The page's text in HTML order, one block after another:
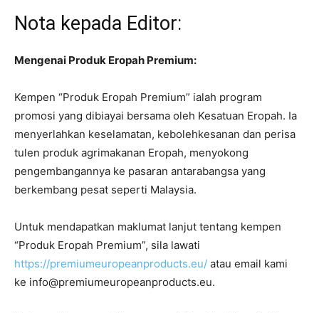
Nota kepada Editor:
Mengenai Produk Eropah Premium:
Kempen “Produk Eropah Premium” ialah program
promosi yang dibiayai bersama oleh Kesatuan Eropah. Ia
menyerlahkan keselamatan, kebolehkesanan dan perisa
tulen produk agrimakanan Eropah, menyokong
pengembangannya ke pasaran antarabangsa yang
berkembang pesat seperti Malaysia.
Untuk mendapatkan maklumat lanjut tentang kempen
“Produk Eropah Premium”, sila lawati
https://premiumeuropeanproducts.eu/ atau email kami
ke info@premiumeuropeanproducts.eu.